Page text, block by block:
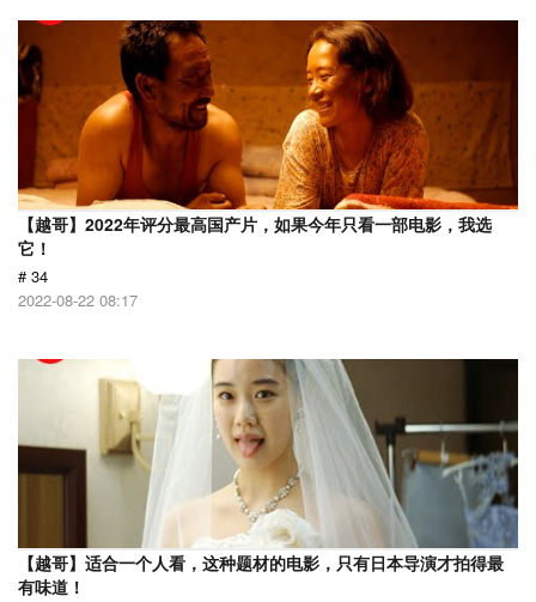
【越哥】2022年评分最高国产片，如果今年只看一部电影，我选
它！
# 34
2022-08-22 08:17
【越哥】适合一个人看，这种题材的电影，只有日本导演才拍得最
有味道！